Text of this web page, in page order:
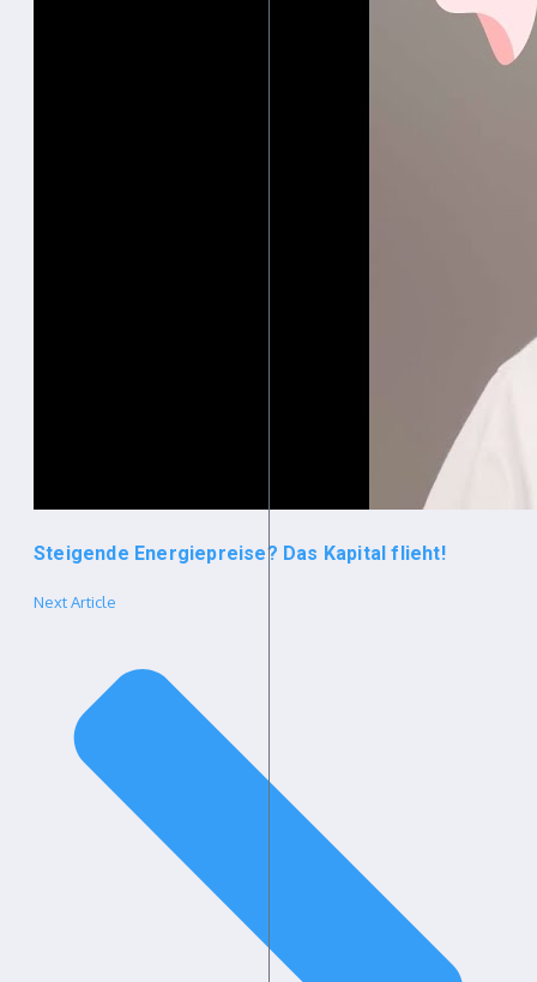
Steigende Energiepreise? Das Kapital flieht!
Next Article